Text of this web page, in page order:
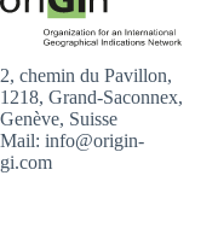
2, chemin du Pavillon,
1218, Grand-Saconnex,
Genève, Suisse
Mail: info@origin-
gi.com